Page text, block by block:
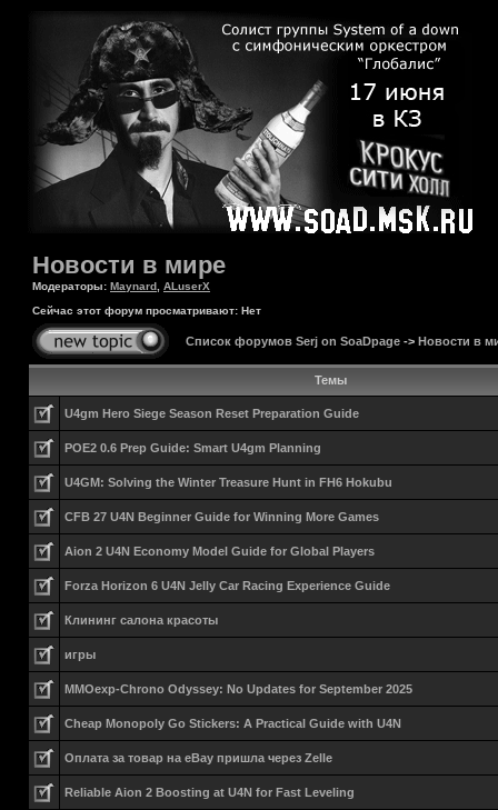
Новости в мире
Модераторы: Maynard ALuserX
Сейчас этот форум просматривают: Нет
Список форумов Serj on SoaDpage -> Новости в
Темы
U4gm Hero Siege Season Reset Preparation Guide
POE2 0.6 Prep Guide: Smart U4gm Planning
U4GM: Solving the Winter Treasure Hunt in FH6 Hokubu
CFB 27 U4N Beginner Guide for Winning More Games
Aion 2 U4N Economy Model Guide for Global Players
Forza Horizon 6 U4N Jelly Car Racing Experience Guide
Клининг салона красоты
игры
MMOexp-Chrono Odyssey: No Updates for September 2025
Cheap Monopoly Go Stickers: A Practical Guide with U4N
Оплата за товар на eBay пришла через Zelle
Reliable Aion 2 Boosting at U4N for Fast Leveling